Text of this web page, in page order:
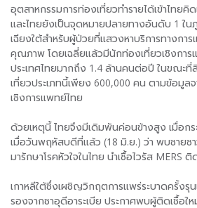
อุตสาหกรรมการท่องเที่ยวทำรายได้เข้าไทย
และไทยยังเป็นจุดหมายปลายทางอันดับ 1 ใน
เฉียงใต้สำหรับผู้ป่วยที่แสวงหาบริการทางกา
คุณภาพ โดยเฉลี่ยแล้วมีนักท่องเที่ยวเชิงการ
ประเทศไทยมากถึง 1.4 ล้านคนต่อปี ในขณะ
เที่ยวประเภทนี้เพียง 600,000 คน ตามข้อมูล
เชิงการแพทย์ไทย
ด้วยเหตุนี้ ไทยจึงมีเดิมพันค่อนข้างสูง เมื่อกร
เมื่อวันพฤหัสบดีที่แล้ว (18 มิ.ย.) ว่า พบชายช
มารักษาโรคหัวใจในไทย นำเชื้อไวรัส MERS
เกาหลีใต้ซึ่งเผชิญวิกฤตการแพร่ระบาดครั้งรุ
รองจากซาอุดีอาระเบีย ประกาศพบผู้ติดเชื้อใ